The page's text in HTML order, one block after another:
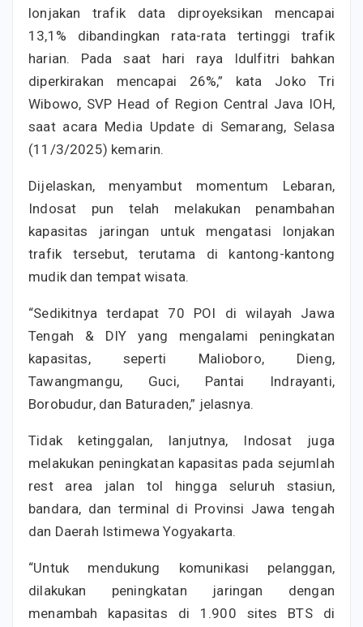
lonjakan trafik data diproyeksikan mencapai
13,1% dibandingkan rata-rata tertinggi trafik
harian. Pada saat hari raya Idulfitri bahkan
diperkirakan mencapai 26%,” kata Joko Tri
Wibowo, SVP Head of Region Central Java IOH,
saat acara Media Update di Semarang, Selasa
(11/3/2025) kemarin.
Dijelaskan, menyambut momentum Lebaran,
Indosat pun telah melakukan penambahan
kapasitas jaringan untuk mengatasi lonjakan
trafik tersebut, terutama di kantong-kantong
mudik dan tempat wisata.
“Sedikitnya terdapat 70 POI di wilayah Jawa
Tengah & DIY yang mengalami peningkatan
kapasitas, seperti Malioboro, Dieng,
Tawangmangu, Guci, Pantai Indrayanti,
Borobudur, dan Baturaden,” jelasnya.
Tidak ketinggalan, lanjutnya, Indosat juga
melakukan peningkatan kapasitas pada sejumlah
rest area jalan tol hingga seluruh stasiun,
bandara, dan terminal di Provinsi Jawa tengah
dan Daerah Istimewa Yogyakarta.
“Untuk mendukung komunikasi pelanggan,
dilakukan peningkatan jaringan dengan
menambah kapasitas di 1.900 sites BTS di